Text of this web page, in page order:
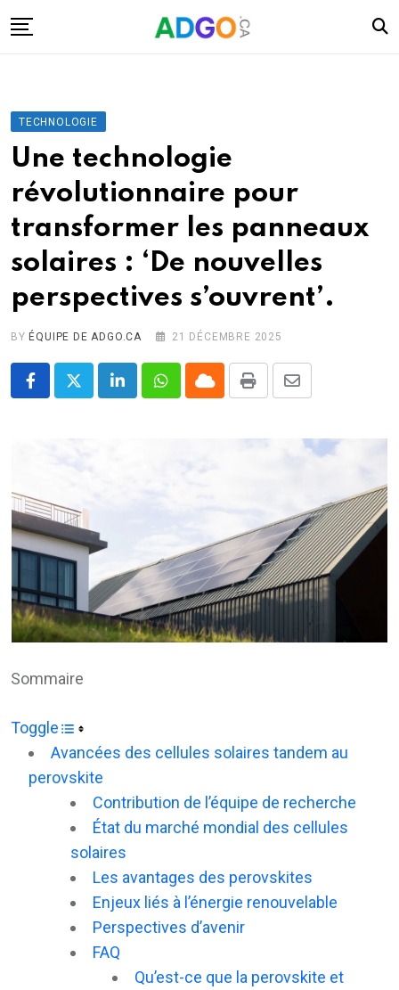
to
Santé
Énergie
Robots
Tech.
Militaire
Sciences
Culture
TECHNOLOGIE
Une technologie
révolutionnaire pour
transformer les panneaux
solaires : ‘De nouvelles
perspectives s’ouvrent’.
BYÉQUIPE DE ADGO.CA 21 DÉCEMBRE 2025
LinkedInWhatsappCloudPrint
Share
Email
Sommaire
Toggle
Avancées des cellules solaires tandem au
perovskite
Contribution de l’équipe de recherche
État du marché mondial des cellules
solaires
Les avantages des perovskites
Enjeux liés à l’énergie renouvelable
Perspectives d’avenir
FAQ
Qu’est-ce que la perovskite et